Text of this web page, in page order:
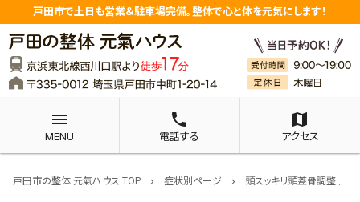
戸田市で土日も営業＆駐車場完備。整体で心と体を元気にします！
menu
MENU
phone
電話する
map
アクセス
戸田市の整体 元氣ハウス TOP chevron_right 症状別ページ chevron_right 頭スッキリ頭蓋骨調整（小顔整体）